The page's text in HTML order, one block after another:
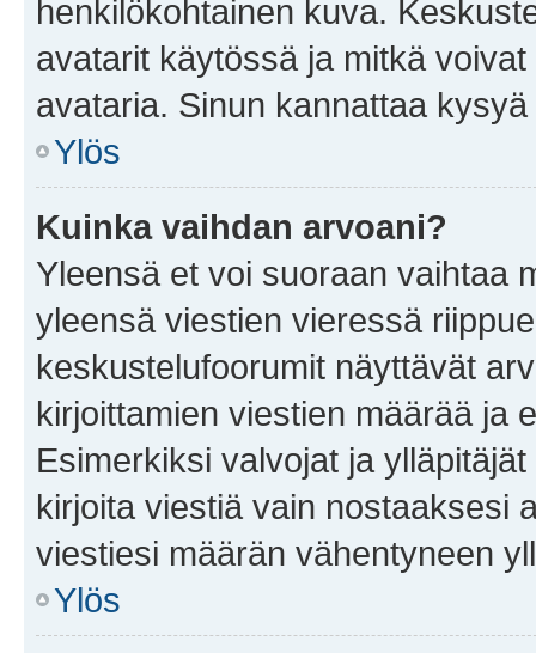
henkilökohtainen kuva.
avatarit käytössä ja mitkä
avataria. Sinun kannattaa
Ylös
Kuinka vaihdan arvoani?
Yleensä et voi suoraan vaihtaa
yleensä viestien vieressä
keskustelufoorumit näyttävät
kirjoittamien viestien määrää ja
Esimerkiksi valvojat ja
kirjoita viestiä vain nostaaksesi
viestiesi määrän vähentyneen
Ylös